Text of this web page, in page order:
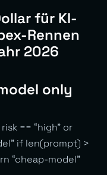
für KI-
Rennen
2026
only
== “high” or
if len(prompt) >
“cheap-model”